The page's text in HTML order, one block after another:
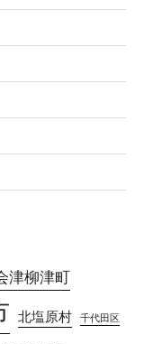
津柳津町
北塩原村 千代田区